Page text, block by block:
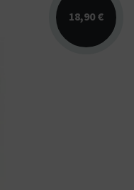
18,90 €
E-liquide
50 ml sans